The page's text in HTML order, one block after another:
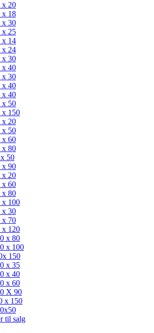
x 20
x 18
x 30
x 25
x 14
x 24
x 30
x 40
x 30
x 40
x 40
x 50
x 150
x 20
x 50
x 60
x 80
50
x 90
x 20
x 60
x 80
x 100
x 30
x 70
x 120
x 80
x 100
150
x 35
x 40
x 60
X 90
x 150
til salg